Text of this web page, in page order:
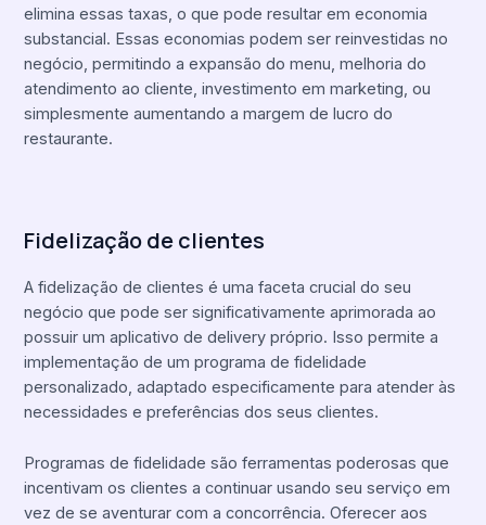
elimina essas taxas, o que pode resultar em economia
substancial. Essas economias podem ser reinvestidas no
negócio, permitindo a expansão do menu, melhoria do
atendimento ao cliente, investimento em marketing, ou
simplesmente aumentando a margem de lucro do
restaurante.
Fidelização de clientes
A fidelização de clientes é uma faceta crucial do seu
negócio que pode ser significativamente aprimorada ao
possuir um aplicativo de delivery próprio. Isso permite a
implementação de um programa de fidelidade
personalizado, adaptado especificamente para atender às
necessidades e preferências dos seus clientes.
Programas de fidelidade são ferramentas poderosas que
incentivam os clientes a continuar usando seu serviço em
vez de se aventurar com a concorrência. Oferecer aos